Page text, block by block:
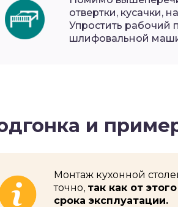
отвертки, кусачки,
Упростить рабочий
шлифовальной
и
Монтаж кухонной
точно, так как от
срока эксплуатации.